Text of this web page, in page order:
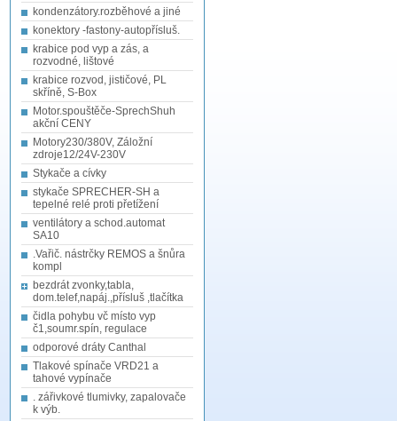
kondenzátory.rozběhové a jiné
konektory -fastony-autopřísluš.
krabice pod vyp a zás, a
rozvodné, lištové
krabice rozvod, jističové, PL
skříně, S-Box
Motor.spouštěče-SprechShuh
akční CENY
Motory230/380V, Záložní
zdroje12/24V-230V
Stykače a cívky
stykače SPRECHER-SH a
tepelné relé proti přetížení
ventilátory a schod.automat
SA10
.Vařič. nástrčky REMOS a šnůra
kompl
bezdrát zvonky,tabla,
dom.telef,napáj.,přísluš ,tlačítka
čidla pohybu vč místo vyp
č1,soumr.spín, regulace
odporové dráty Canthal
Tlakové spínače VRD21 a
tahové vypínače
. zářivkové tlumivky, zapalovače
k výb.